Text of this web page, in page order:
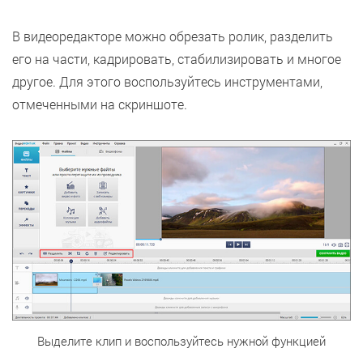
В видеоредакторе можно обрезать ролик, разделить
его на части, кадрировать, стабилизировать и многое
другое. Для этого воспользуйтесь инструментами,
отмеченными на скриншоте.
Выделите клип и воспользуйтесь нужной функцией